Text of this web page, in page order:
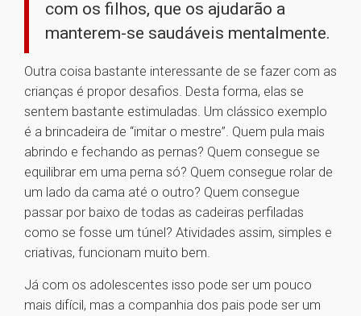
com os filhos, que os ajudarão a
manterem-se saudáveis mentalmente.
Outra coisa bastante interessante de se fazer com as
crianças é propor desafios. Desta forma, elas se
sentem bastante estimuladas. Um clássico exemplo
é a brincadeira de “imitar o mestre”. Quem pula mais
abrindo e fechando as pernas? Quem consegue se
equilibrar em uma perna só? Quem consegue rolar de
um lado da cama até o outro? Quem consegue
passar por baixo de todas as cadeiras perfiladas
como se fosse um túnel? Atividades assim, simples e
criativas, funcionam muito bem.
Já com os adolescentes isso pode ser um pouco
mais difícil, mas a companhia dos pais pode ser um